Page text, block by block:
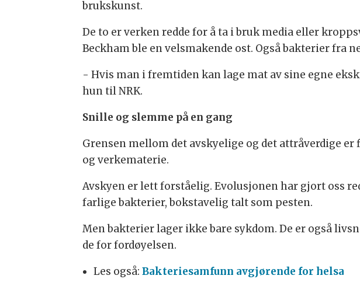
brukskunst.
De to er verken redde for å ta i bruk media eller
Beckham ble en velsmakende ost. Også bakterier fra
- Hvis man i fremtiden kan lage mat av sine egne
hun til NRK.
Snille og slemme på en gang
Grensen mellom det avskyelige og det attråverdige
og verkematerie.
Avskyen er lett forståelig. Evolusjonen har gjort oss
farlige bakterier, bokstavelig talt som pesten.
Men bakterier lager ikke bare sykdom. De er også
de for fordøyelsen.
Les også: Bakteriesamfunn avgjørende for helsa